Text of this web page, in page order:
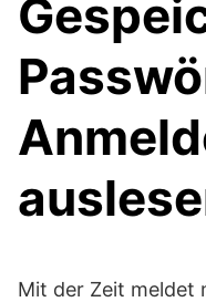
Mit der Zeit meldet